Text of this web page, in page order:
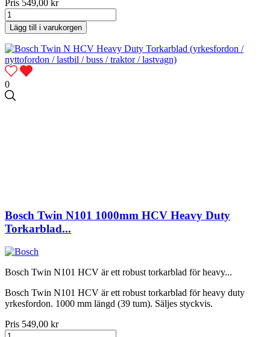
Pris 549,00 kr
Lägg till i varukorgen
0
Bosch Twin N101 1000mm HCV Heavy Duty
Torkarblad...
Bosch Twin N101 HCV är ett robust torkarblad för heavy...
Bosch Twin N101 HCV är ett robust torkarblad för heavy duty
yrkesfordon. 1000 mm längd (39 tum). Säljes styckvis.
Pris 549,00 kr